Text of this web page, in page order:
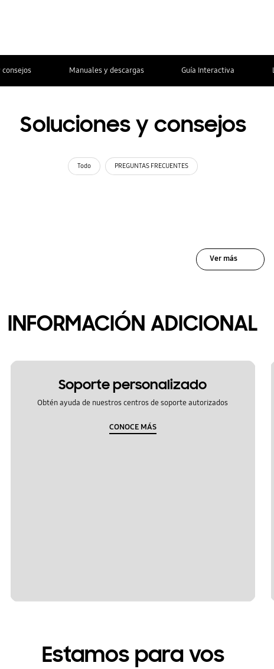
consejos Manuales y descargas Guía Interactiva
Soluciones y consejos
Todo PREGUNTAS FRECUENTES
Ver más
INFORMACIÓN ADICIONAL
Soporte personalizado
Obtén ayuda de nuestros centros de soporte autorizados
CONOCE MÁS
Estamos para vos